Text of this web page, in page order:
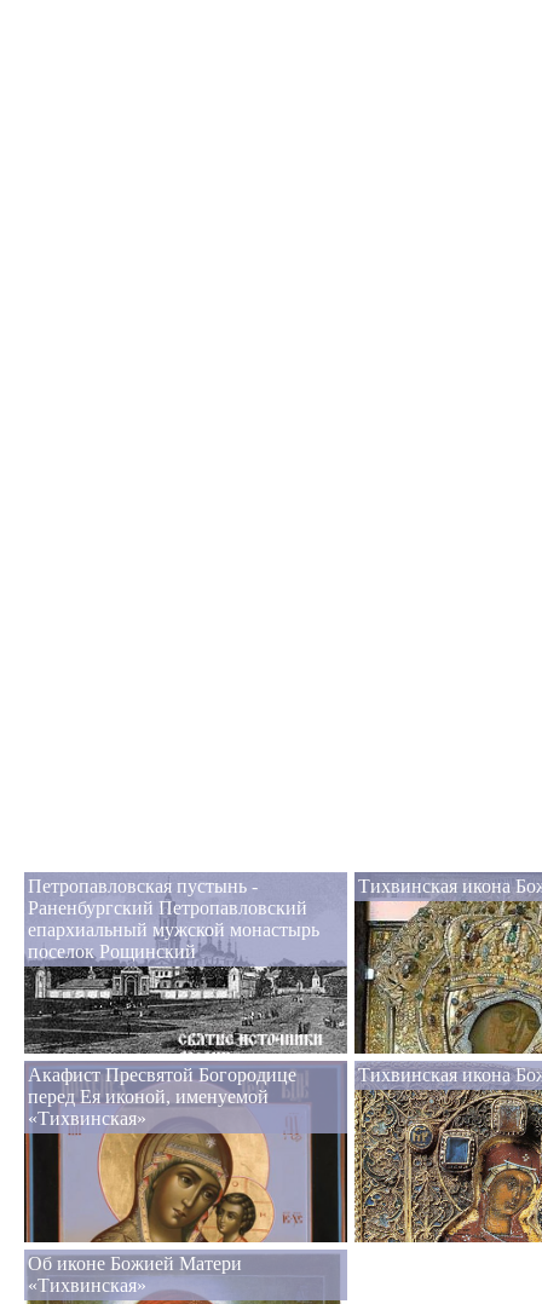
Петропавловская пустынь -
Раненбургский Петропавловский
епархиальный мужской монастырь
поселок Рощинский
Тихвинская икона
Акафист Пресвятой Богородице
перед Ея иконой, именуемой
«Тихвинская»
Тихвинская икона
Об иконе Божией Матери
«Тихвинская»